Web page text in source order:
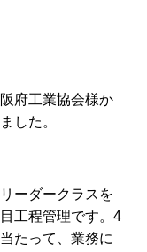
府工業協会様か
した。
ーダークラスを
工程管理です。4
たって、業務に